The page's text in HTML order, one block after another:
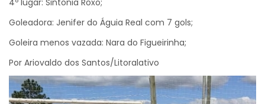
Goleadora: Jenifer do Águia Real com 7 gols;
Goleira menos vazada: Nara do Figueirinha;
Por Ariovaldo dos Santos/Litoralativo